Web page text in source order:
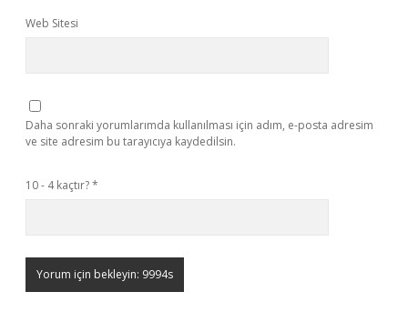
Web Sitesi
Daha sonraki yorumlarımda kullanılması için adım, e-posta adresim
ve site adresim bu tarayıcıya kaydedilsin.
10 - 4 kaçtır?*